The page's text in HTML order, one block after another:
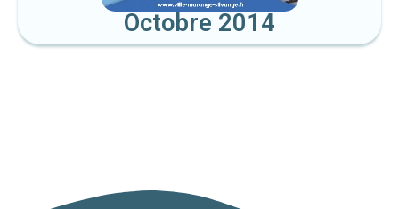
Octobre 2014